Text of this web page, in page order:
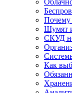
Почему
Шумят
СКУД
Как